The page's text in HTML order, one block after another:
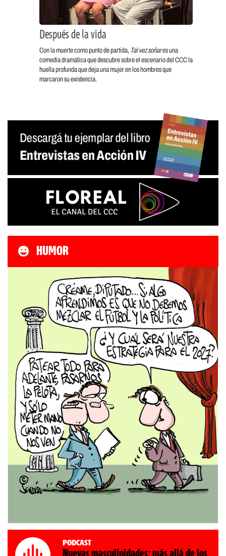
Después de la vida
Con la muerte como punto de partida, Tal vez soñares una
comedia dramática que descubre sobre el escenario del CCC la
huella profunda que deja una mujer en los hombres que
marcaron su existencia.
HUMOR
Podcast